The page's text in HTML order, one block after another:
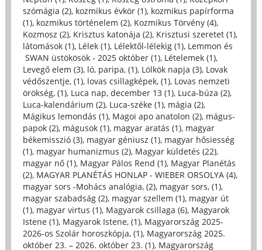
szómágia (2), kozmikus évkör (1), kozmikus papírforma
(1), kozmikus történelem (2), Kozmikus Törvény (4),
Kozmosz (2), Krisztus katonája (2), Krisztusi szeretet (1),
látomások (1), Lélek (1), Lélektől-lélekig (1), Lemmon és
SWAN üstökösök - 2025 október (1), Lételemek (1),
Levegő elem (3), ló, paripa, (1), Lölkök napja (3), Lovak
védőszentje, (1), lovas csillagképek, (1), Lovas nemzeti
örökség, (1), Luca nap, december 13 (1), Luca-búza (2),
Luca-kalendárium (2), Luca-széke (1), mágia (2),
Mágikus lemondás (1), Magoi apo anatolon (2), mágus-
papok (2), mágusok (1), magyar aratás (1), magyar
békemisszió (3), magyar géniusz (1), magyar hősiesség
(1), magyar humanizmus (2), Magyar küldetés (22),
magyar nő (1), Magyar Pálos Rend (1), Magyar Planétás
(2), MAGYAR PLANÉTÁS HONLAP - WIEBER ORSOLYA (4),
magyar sors -Mohács analógia, (2), magyar sors, (1),
magyar szabadság (2), magyar szellem (1), magyar út
(1), magyar virtus (1), Magyarok csillaga (6), Magyarok
Istene (1), Magyarok Istene, (1), Magyarország 2025-
2026-os Szolár horoszkópja, (1), Magyarország 2025.
október 23. – 2026. október 23. (1), Magyarország